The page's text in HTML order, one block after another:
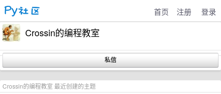
首页 注册 登录
Crossin的编程教室
Crossin的编程教室 最近创建的主题